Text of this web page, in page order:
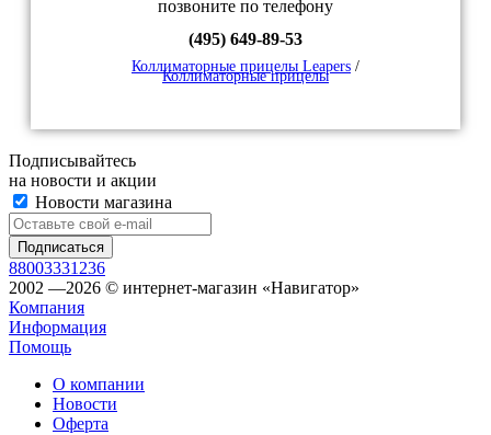
позвоните по телефону
(495) 649-89-53
Коллиматорные прицелы Leapers /
Коллиматорные прицелы
Подписывайтесь
на новости и акции
Новости магазина
88003331236
2002 —2026 © интернет-магазин «Навигатор»
Компания
Информация
Помощь
О компании
Новости
Оферта